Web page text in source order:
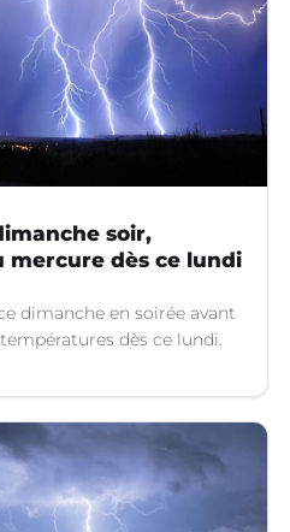
soir,
mercure dès ce lundi
dimanche en soirée avant
dès ce lundi.